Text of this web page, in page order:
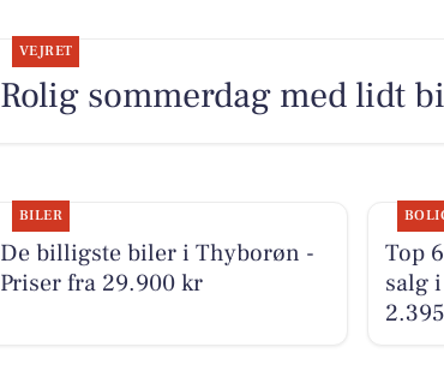
VEJRET
Rolig sommerdag med lidt
BILER
De billigste biler i Thyborøn -
Priser fra 29.900 kr
Top
salg